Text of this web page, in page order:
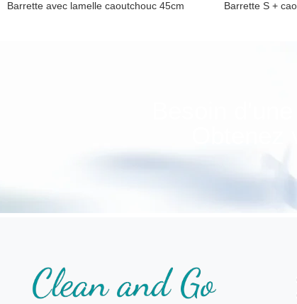
Barrette avec lamelle caoutchouc 45cm Barrette S +
Besoin